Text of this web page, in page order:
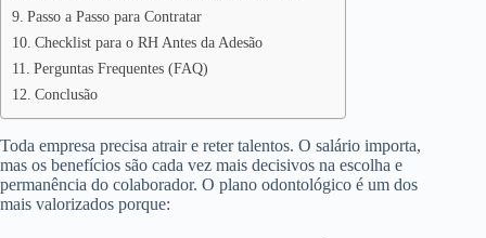
Passo a Passo para Contratar
Checklist para o RH Antes da Adesão
Perguntas Frequentes (FAQ)
Conclusão
Toda empresa precisa atrair e reter talentos. O salário importa,
mas os benefícios são cada vez mais decisivos na escolha e
permanência do colaborador. O plano odontológico é um dos
mais valorizados porque: